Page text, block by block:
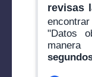
revisas
"Datos